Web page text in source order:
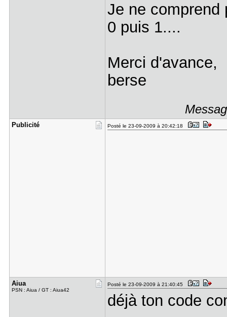
Je ne comprend
0 puis 1....
Merci d'avance,
berse
Publicité Posté le 23-09-2009 à 20:42:18
Aiua
PSN : Aiua / GT : Aiua42
Posté le 23-09-2009 à 21:40:45
déjà ton code